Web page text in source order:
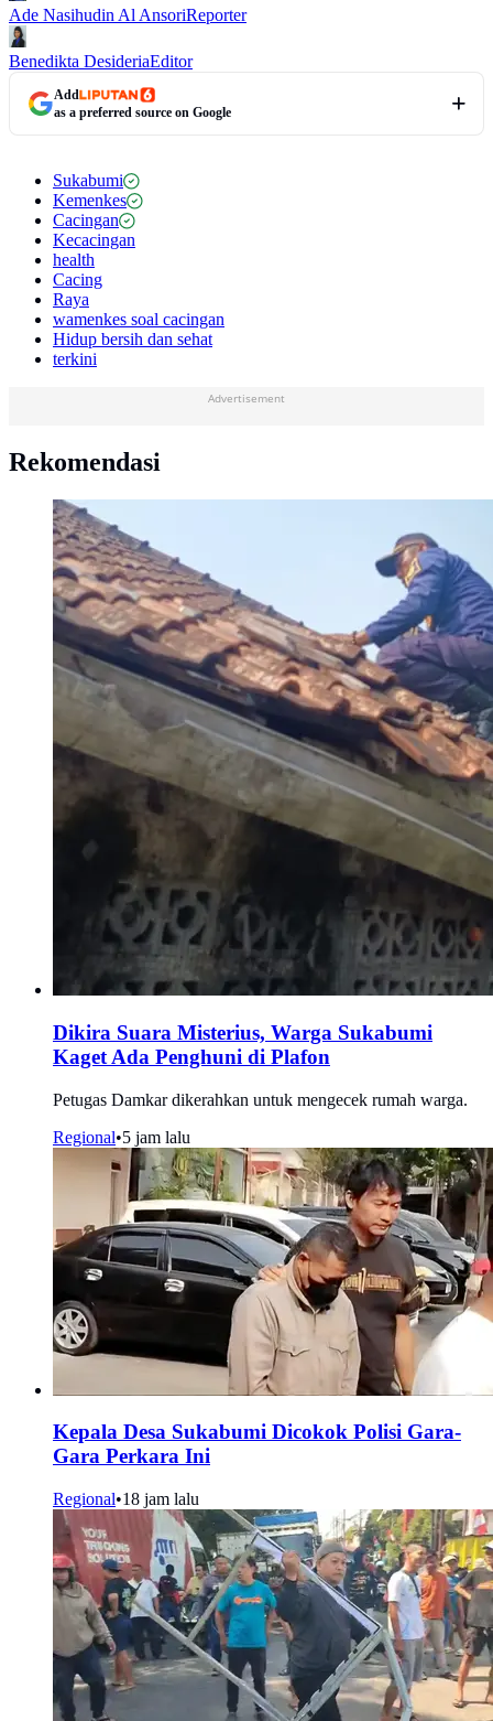
Ade Nasihudin Al AnsoriReporter
Benedikta DesideriaEditor
Add
as a preferred source on Google
Sukabumi
Kemenkes
Cacingan
Kecacingan
health
Cacing
Raya
wamenkes soal cacingan
Hidup bersih dan sehat
terkini
Advertisement
Rekomendasi
Dikira Suara Misterius, Warga Sukabumi
Kaget Ada Penghuni di Plafon
Petugas Damkar dikerahkan untuk mengecek rumah warga.
Regional•5 jam lalu
Kepala Desa Sukabumi Dicokok Polisi Gara-
Gara Perkara Ini
Regional•18 jam lalu